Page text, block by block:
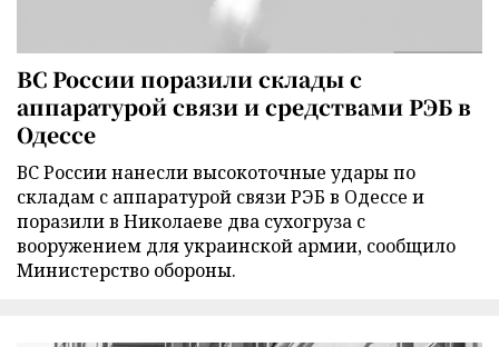
ВС России поразили склады с
аппаратурой связи и средствами РЭБ в
Одессе
ВС России нанесли высокоточные удары по
складам с аппаратурой связи РЭБ в Одессе и
поразили в Николаеве два сухогруза с
вооружением для украинской армии, сообщило
Министерство обороны.